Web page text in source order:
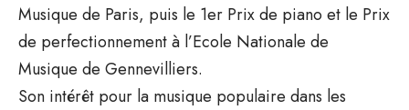
Musique de Paris, puis le 1er Prix de piano et le Prix
de perfectionnement à l’Ecole Nationale de
Musique de Gennevilliers.
Son intérêt pour la musique populaire dans les